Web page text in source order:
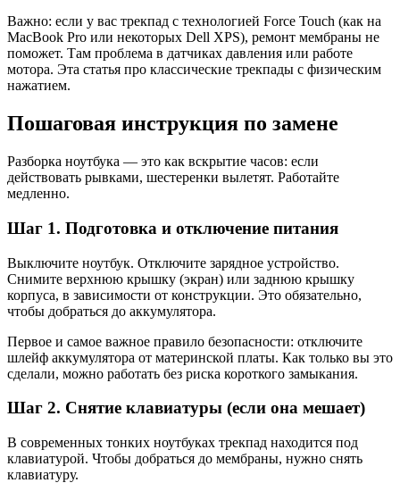
Важно: если у вас трекпад с технологией Force Touch (как на
MacBook Pro или некоторых Dell XPS), ремонт мембраны не
поможет. Там проблема в датчиках давления или работе
мотора. Эта статья про классические трекпады с физическим
нажатием.
Пошаговая инструкция по замене
Разборка ноутбука — это как вскрытие часов: если
действовать рывками, шестеренки вылетят. Работайте
медленно.
Шаг 1. Подготовка и отключение питания
Выключите ноутбук. Отключите зарядное устройство.
Снимите верхнюю крышку (экран) или заднюю крышку
корпуса, в зависимости от конструкции. Это обязательно,
чтобы добраться до аккумулятора.
Первое и самое важное правило безопасности: отключите
шлейф аккумулятора от материнской платы. Как только вы это
сделали, можно работать без риска короткого замыкания.
Шаг 2. Снятие клавиатуры (если она мешает)
В современных тонких ноутбуках трекпад находится под
клавиатурой. Чтобы добраться до мембраны, нужно снять
клавиатуру.